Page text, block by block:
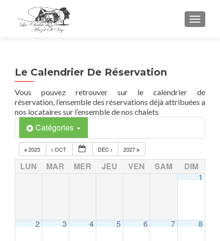
Le Calendrier De Réservation
Vous pouvez retrouver sur le calendrier de
réservation, l’ensemble des réservations déjà attribuées a
nos locataires sur l’ensemble de nos chalets
Catégories
2025 OCT DÉC 2027
LUN MAR MER JEU VEN SAM
DIM
1
2 3 4 5 6 7 8